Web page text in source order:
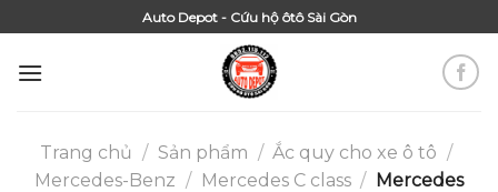
to
content
Auto Depot - Cứu hộ ôtô Sài Gòn
Trang chủ / Sản phẩm / Ắc quy cho xe ô tô /
Mercedes-Benz / Mercedes C class / Mercedes